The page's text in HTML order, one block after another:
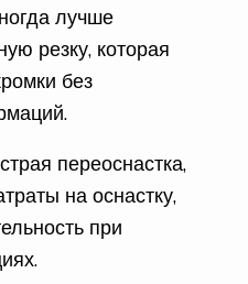
лучше
резку, которая
без
переоснастка,
на оснастку,
при